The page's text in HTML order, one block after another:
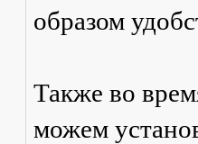
образом
Также во
можем